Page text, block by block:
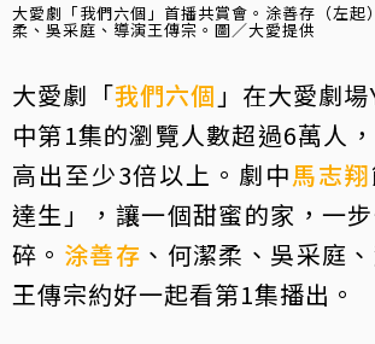
大愛劇「我們六個」首播共賞會。涂善存（左起
柔、吳采庭、導演王傳宗。圖／大愛提供
大愛劇「我們六個 」在大愛劇
中第1集的瀏覽人數超過6萬人
高出至少3倍以上。劇中馬志翔
達生」，讓一個甜蜜的家，一
碎。 涂善存 、何潔柔、吳采庭
王傳宗約好一起看第1集播出。